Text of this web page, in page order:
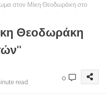
στον Μίκη Θεοδωράκη στο
Θεοδωράκη
read
0